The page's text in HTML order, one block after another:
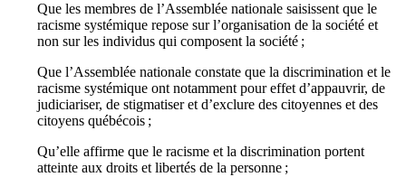
Que les membres de l’Assemblée nationale saisissent que le
racisme systémique repose sur l’organisation de la société et
non sur les individus qui composent la société ;
Que l’Assemblée nationale constate que la discrimination et le
racisme systémique ont notamment pour effet d’appauvrir, de
judiciariser, de stigmatiser et d’exclure des citoyennes et des
citoyens québécois ;
Qu’elle affirme que le racisme et la discrimination portent
atteinte aux droits et libertés de la personne ;